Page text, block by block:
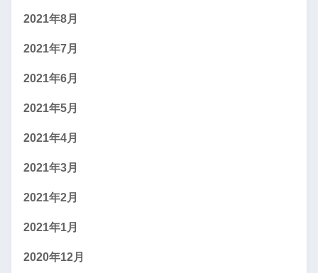
2021年8月
2021年7月
2021年6月
2021年5月
2021年4月
2021年3月
2021年2月
2021年1月
2020年12月